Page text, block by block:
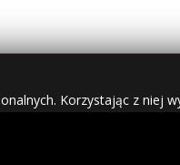
Korzystając z niej